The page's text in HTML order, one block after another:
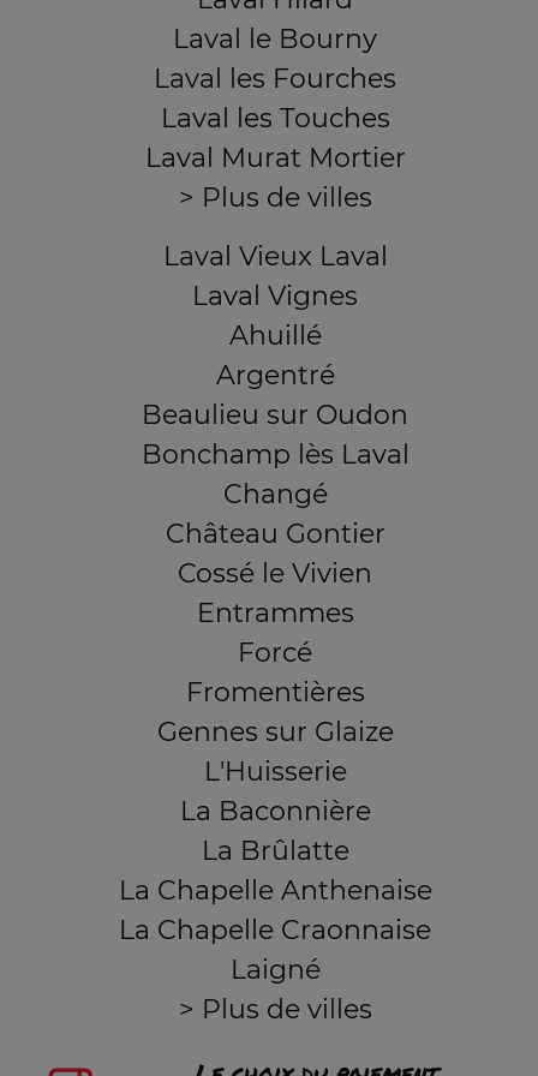
Laval le Bourny
Laval les Fourches
Laval les Touches
Laval Murat Mortier
> Plus de villes
Laval Vieux Laval
Laval Vignes
Ahuillé
Argentré
Beaulieu sur Oudon
Bonchamp lès Laval
Changé
Château Gontier
Cossé le Vivien
Entrammes
Forcé
Fromentières
Gennes sur Glaize
L'Huisserie
La Baconnière
La Brûlatte
La Chapelle Anthenaise
La Chapelle Craonnaise
Laigné
> Plus de villes